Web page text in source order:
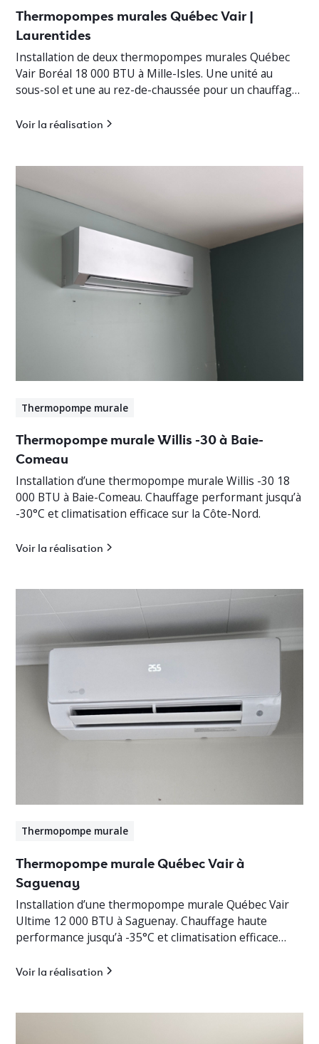
Thermopompes murales Québec Vair |
Laurentides
Installation de deux thermopompes murales Québec
Vair Boréal 18 000 BTU à Mille-Isles. Une unité au
sous-sol et une au rez-de-chaussée pour un chauffage
Voir la réalisation
Thermopompe murale
Thermopompe murale Willis -30 à Baie-
Comeau
Installation d’une thermopompe murale Willis -30 18
000 BTU à Baie-Comeau. Chauffage performant jusqu’à
-30°C et climatisation efficace sur la Côte-Nord.
Voir la réalisation
Thermopompe murale
Thermopompe murale Québec Vair à
Saguenay
Installation d’une thermopompe murale Québec Vair
Ultime 12 000 BTU à Saguenay. Chauffage haute
performance jusqu’à -35°C et climatisation efficace
Voir la réalisation